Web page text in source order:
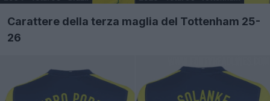
Carattere della terza maglia del Tottenham 25-
26